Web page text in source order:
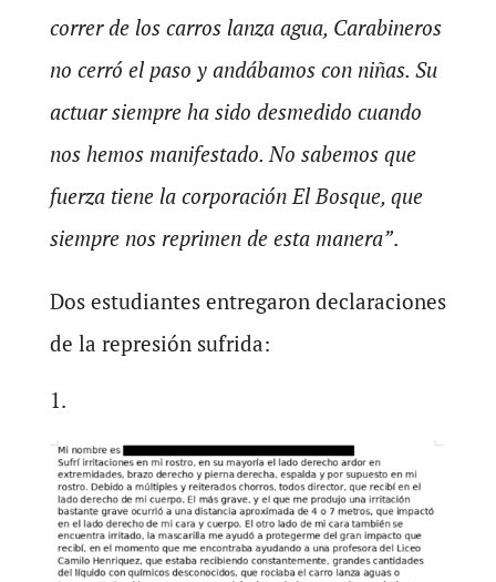
correr de los carros lanza agua, Carabineros
no cerró el paso y andábamos con niñas. Su
actuar siempre ha sido desmedido cuando
nos hemos manifestado. No sabemos que
fuerza tiene la corporación El Bosque, que
siempre nos reprimen de esta manera”.
Dos estudiantes entregaron declaraciones
de la represión sufrida: